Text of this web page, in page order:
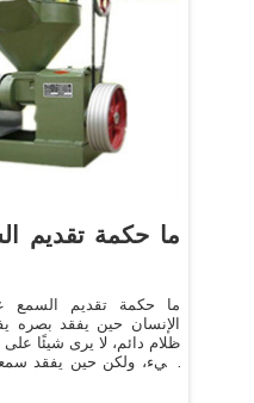
‫ما حكمة تقديم
ما حكمة تقديم السمع
الإنسان حين يفقد
ظلام دائم، لا يرى شيئًا
شيء، ولكن حين يفقد